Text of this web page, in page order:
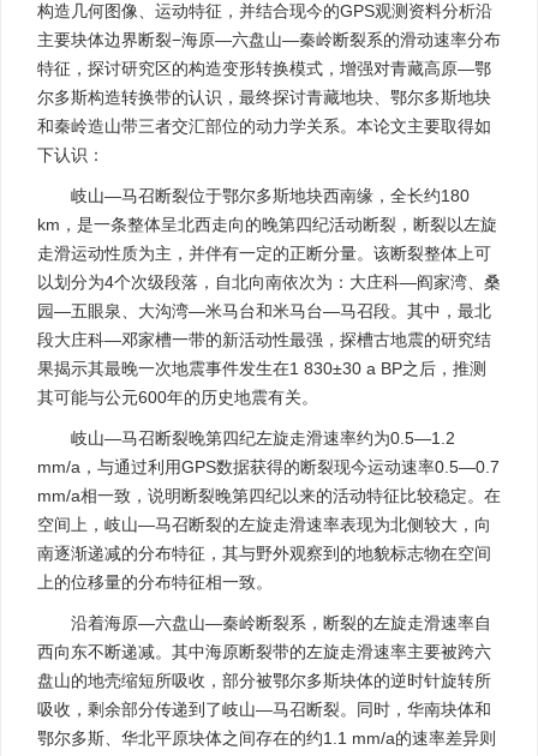
构造几何图像、运动特征，并结合现今的GPS观测资料分析沿
主要块体边界断裂−海原—六盘山—秦岭断裂系的滑动速率分布
特征，探讨研究区的构造变形转换模式，增强对青藏高原—鄂
尔多斯构造转换带的认识，最终探讨青藏地块、鄂尔多斯地块
和秦岭造山带三者交汇部位的动力学关系。本论文主要取得如
下认识：
岐山—马召断裂位于鄂尔多斯地块西南缘，全长约180
km，是一条整体呈北西走向的晚第四纪活动断裂，断裂以左旋
走滑运动性质为主，并伴有一定的正断分量。该断裂整体上可
以划分为4个次级段落，自北向南依次为：大庄科—阎家湾、桑
园—五眼泉、大沟湾—米马台和米马台—马召段。其中，最北
段大庄科—邓家槽一带的新活动性最强，探槽古地震的研究结
果揭示其最晚一次地震事件发生在1 830±30 a BP之后，推测
其可能与公元600年的历史地震有关。
岐山—马召断裂晚第四纪左旋走滑速率约为0.5—1.2
mm/a，与通过利用GPS数据获得的断裂现今运动速率0.5—0.7
mm/a相一致，说明断裂晚第四纪以来的活动特征比较稳定。在
空间上，岐山—马召断裂的左旋走滑速率表现为北侧较大，向
南逐渐递减的分布特征，其与野外观察到的地貌标志物在空间
上的位移量的分布特征相一致。
沿着海原—六盘山—秦岭断裂系，断裂的左旋走滑速率自
西向东不断递减。其中海原断裂带的左旋走滑速率主要被跨六
盘山的地壳缩短所吸收，部分被鄂尔多斯块体的逆时针旋转所
吸收，剩余部分传递到了岐山—马召断裂。同时，华南块体和
鄂尔多斯、华北平原块体之间存在的约1.1 mm/a的速率差异则